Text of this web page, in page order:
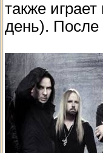
также
день). После